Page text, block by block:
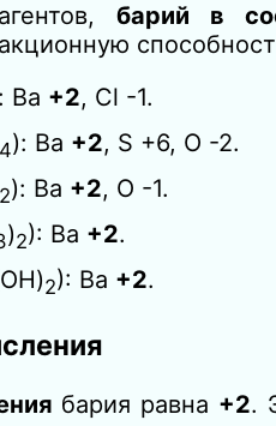
барий в
Ba +2, Cl -1.
4): Ba +2, S +6, O -2.
2): Ba +2, O -1.
)2): Ba +2.
2): Ba +2.
бария равна +2.